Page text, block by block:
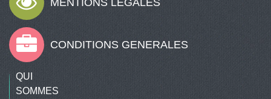
CONDITIONS GENERALES
QUI
SOMMES